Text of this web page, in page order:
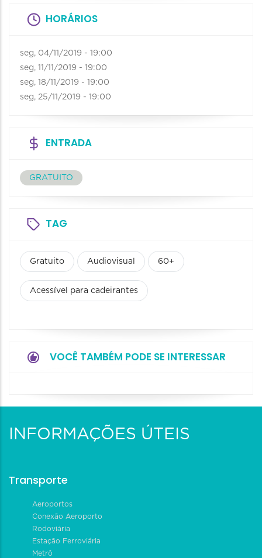
HORÁRIOS
seg, 04/11/2019 - 19:00
seg, 11/11/2019 - 19:00
seg, 18/11/2019 - 19:00
seg, 25/11/2019 - 19:00
ENTRADA
GRATUITO
TAG
Gratuito Audiovisual 60+
Acessível para cadeirantes
VOCÊ TAMBÉM PODE SE INTERESSAR
INFORMAÇÕES ÚTEIS
Transporte
Aeroportos
Conexão Aeroporto
Rodoviária
Estação Ferroviária
Metrô